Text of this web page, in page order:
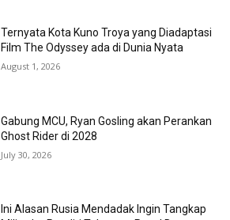
Ternyata Kota Kuno Troya yang Diadaptasi
Film The Odyssey ada di Dunia Nyata
August 1, 2026
Gabung MCU, Ryan Gosling akan Perankan
Ghost Rider di 2028
July 30, 2026
Ini Alasan Rusia Mendadak Ingin Tangkap